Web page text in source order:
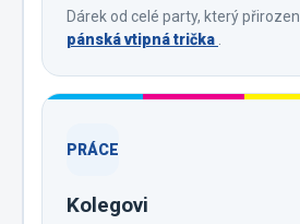
Dárek od celé party, který
pánská vtipná trička .
PRÁCE
Kolegovi